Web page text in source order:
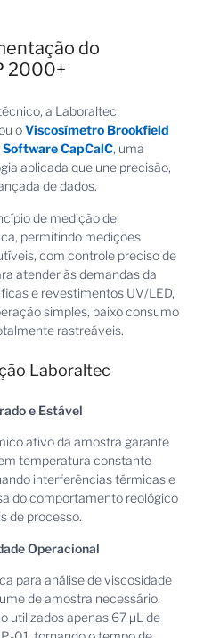
do
2000+
a Laboraltec
oViscosímetro Brookfield
Software CapCalC, uma
aplicada que une precisão,
de dados.
de medição de
permitindo medições
com controle preciso de
atender às demandas da
e revestimentos UV/LED,
simples, baixo consumo
rastreáveis.
Laboraltec
e Estável
ativo da amostra garante
temperatura constante
interferências térmicas e
do comportamento reológico
de processo.
Operacional
para análise de viscosidade
de amostra necessário.
utilizados apenas 67 µL de